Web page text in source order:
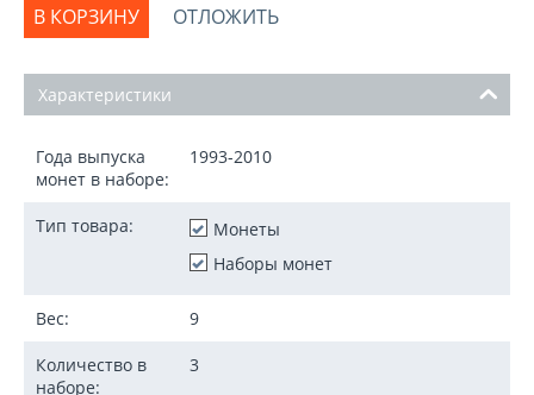
В КОРЗИНУ ОТЛОЖИТЬ
Характеристики
Года выпуска
монет в наборе:
1993-2010
Тип товара:
Монеты
Наборы монет
Вес: 9
Количество в
наборе:
3